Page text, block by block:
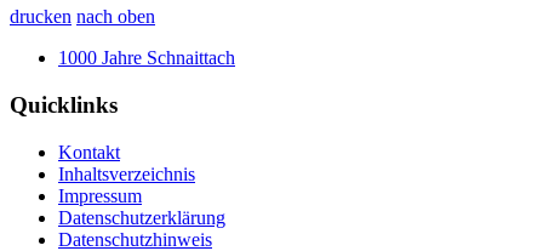
drucken nach oben
1000 Jahre Schnaittach
Quicklinks
Kontakt
Inhaltsverzeichnis
Impressum
Datenschutzerklärung
Datenschutzhinweis